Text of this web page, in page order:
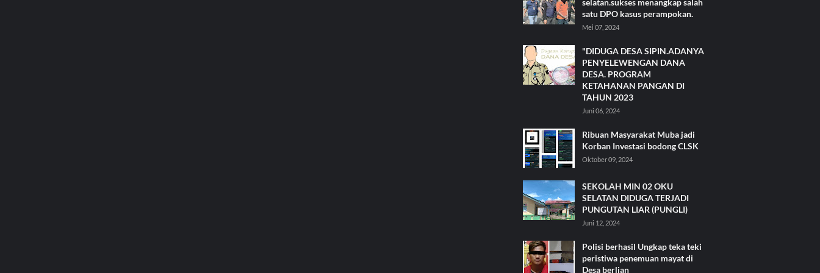
selatan.sukses menangkap salah
satu DPO kasus perampokan.
Mei 07, 2024
"DIDUGA DESA SIPIN.ADANYA
PENYELEWENGAN DANA
DESA. PROGRAM
KETAHANAN PANGAN DI
TAHUN 2023
Juni 06, 2024
Ribuan Masyarakat Muba jadi
Korban Investasi bodong CLSK
Oktober 09, 2024
SEKOLAH MIN 02 OKU
SELATAN DIDUGA TERJADI
PUNGUTAN LIAR (PUNGLI)
Juni 12, 2024
Polisi berhasil Ungkap teka teki
peristiwa penemuan mayat di
Desa berlian